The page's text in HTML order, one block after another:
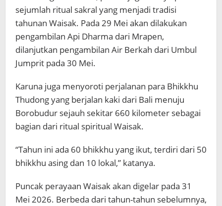
sejumlah ritual sakral yang menjadi tradisi
tahunan Waisak. Pada 29 Mei akan dilakukan
pengambilan Api Dharma dari Mrapen,
dilanjutkan pengambilan Air Berkah dari Umbul
Jumprit pada 30 Mei.
Karuna juga menyoroti perjalanan para Bhikkhu
Thudong yang berjalan kaki dari Bali menuju
Borobudur sejauh sekitar 660 kilometer sebagai
bagian dari ritual spiritual Waisak.
“Tahun ini ada 60 bhikkhu yang ikut, terdiri dari 50
bhikkhu asing dan 10 lokal,” katanya.
Puncak perayaan Waisak akan digelar pada 31
Mei 2026. Berbeda dari tahun-tahun sebelumnya,